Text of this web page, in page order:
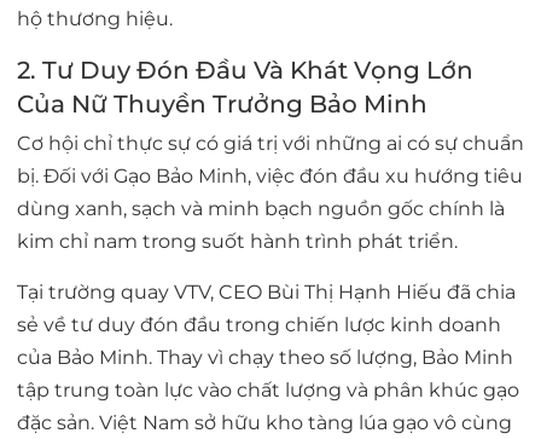
hộ thương hiệu.
2. Tư Duy Đón Đầu Và Khát Vọng Lớn
Của Nữ Thuyền Trưởng Bảo Minh
Cơ hội chỉ thực sự có giá trị với những ai có sự chuẩn
bị. Đối với Gạo Bảo Minh, việc đón đầu xu hướng tiêu
dùng xanh, sạch và minh bạch nguồn gốc chính là
kim chỉ nam trong suốt hành trình phát triển.
Tại trường quay VTV, CEO Bùi Thị Hạnh Hiếu đã chia
sẻ về tư duy đón đầu trong chiến lược kinh doanh
của Bảo Minh. Thay vì chạy theo số lượng, Bảo Minh
tập trung toàn lực vào chất lượng và phân khúc gạo
đặc sản. Việt Nam sở hữu kho tàng lúa gạo vô cùng